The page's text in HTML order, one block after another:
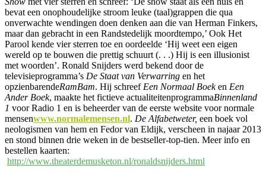
bevat een onophoudelijke stroom leuke (taal)grappen die qua
onverwachte wendingen doen denken aan die van Herman Finkers,
maar dan gebracht in een Randstedelijk moordtempo,’ Ook Het
Parool kende vier sterren toe en oordeelde ‘Hij weet een eigen
wereld op te bouwen die prettig schuurt (. . .) Hij is een illusionist
met woorden’. Ronald Snijders werd bekend door de
televisieprogramma’s De Staat van Verwarring en het
opzienbarendeRamBam. Hij schreef Een Normaal Boeken Een
Ander Boek, maakte het fictieve actualiteitenprogrammaBinnenland
1 voor Radio 1 en is beheerder van de eerste website voor normale
mensenwww.normalemensen.nl. De Alfabetweter, een boek vol
neologismen van hem en Fedor van Eldijk, verscheen in najaar 2013
en stond binnen drie weken in de bestseller-top-tien. Meer info en
bestellen kaarten:
http://www.theaterdemusketon.nl/ronaldsnijders.html